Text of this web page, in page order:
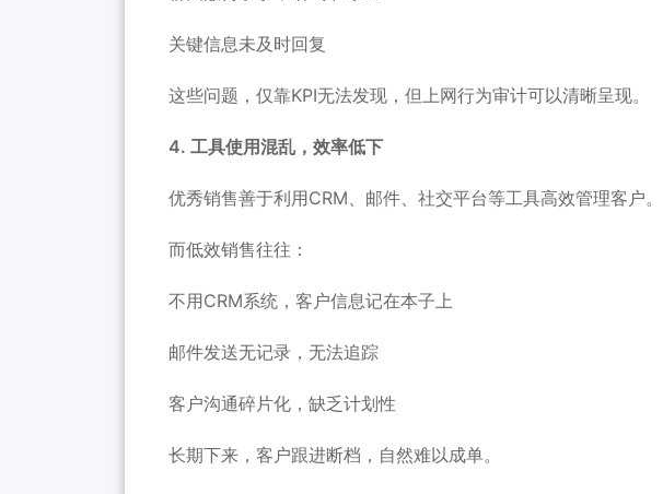
关键信息未及时回复
这些问题，仅靠KPI无法发现，但上网行为审计可以清晰呈现。
4. 工具使用混乱，效率低下
优秀销售善于利用CRM、邮件、社交平台等工具高效管理客户。
而低效销售往往：
不用CRM系统，客户信息记在本子上
邮件发送无记录，无法追踪
客户沟通碎片化，缺乏计划性
长期下来，客户跟进断档，自然难以成单。